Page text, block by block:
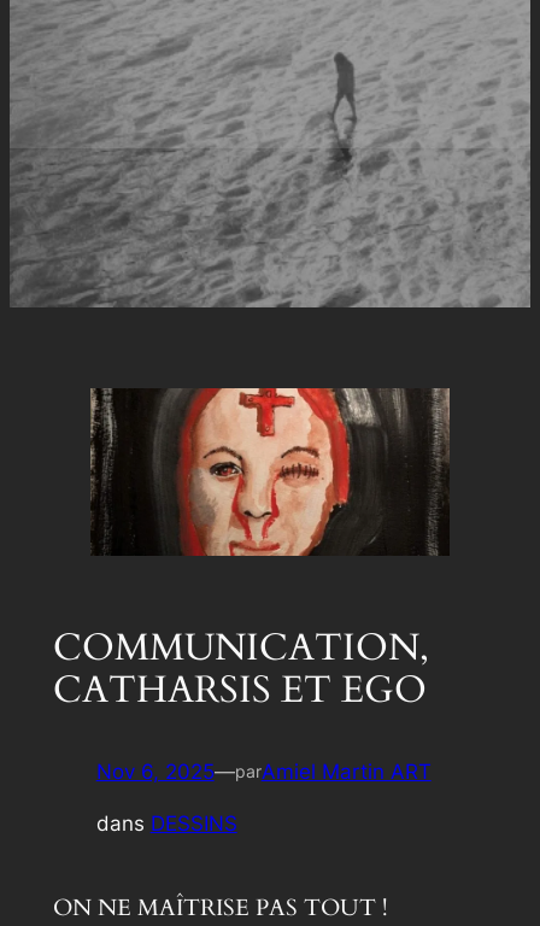
COMMUNICATION,
CATHARSIS ET EGO
Nov 6, 2025—parAmiel Martin ART
dans DESSINS
ON NE MAÎTRISE PAS TOUT !